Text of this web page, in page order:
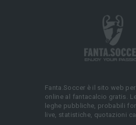
Fanta.Soccer è il sito web
online al fantacalcio gratis.
leghe pubbliche, probabili
live, statistiche, quotazioni